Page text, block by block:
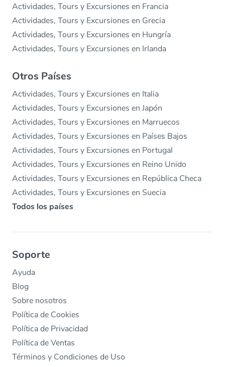
Actividades, Tours y Excursiones en Francia
Actividades, Tours y Excursiones en Grecia
Actividades, Tours y Excursiones en Hungría
Actividades, Tours y Excursiones en Irlanda
Otros Países
Actividades, Tours y Excursiones en Italia
Actividades, Tours y Excursiones en Japón
Actividades, Tours y Excursiones en Marruecos
Actividades, Tours y Excursiones en Países Bajos
Actividades, Tours y Excursiones en Portugal
Actividades, Tours y Excursiones en Reino Unido
Actividades, Tours y Excursiones en República Checa
Actividades, Tours y Excursiones en Suecia
Todos los países
Soporte
Ayuda
Blog
Sobre nosotros
Política de Cookies
Política de Privacidad
Política de Ventas
Términos y Condiciones de Uso